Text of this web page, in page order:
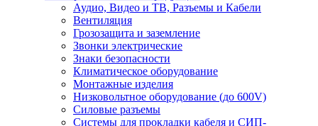
Аудио, Видео и ТВ, Разъемы и Кабели
Вентиляция
Грозозащита и заземление
Звонки электрические
Знаки безопасности
Климатическое оборудование
Монтажные изделия
Низковольтное оборудование (до 600V)
Силовые разъемы
Системы для прокладки кабеля и СИП-